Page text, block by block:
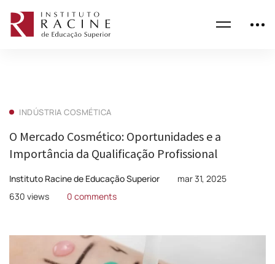
INDÚSTRIA COSMÉTICA
O Mercado Cosmético: Oportunidades e a
Importância da Qualificação Profissional
Instituto Racine de Educação Superior
mar 31, 2025
630 views
0 comments